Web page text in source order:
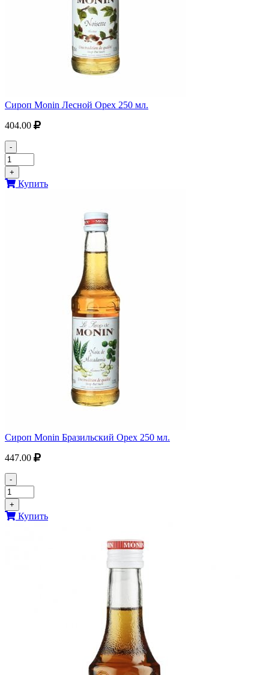
Сироп Monin Лесной Орех 250 мл.
404.00
-
+
Купить
Сироп Monin Бразильский Орех 250 мл.
447.00
-
+
Купить